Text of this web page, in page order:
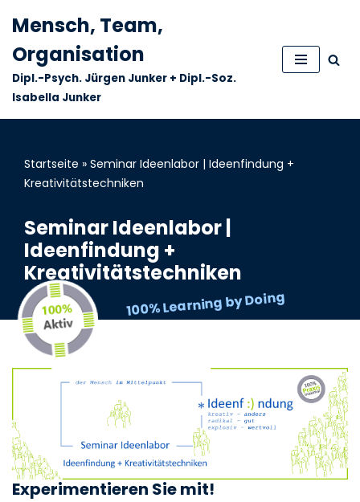
Zum
Inhalt
springen
Mensch, Team,
Organisation
Dipl.-Psych. Jürgen Junker + Dipl.-Soz.
Isabella Junker
100% Learning by Doing
Startseite » Seminar Ideenlabor | Ideenfindung +
Kreativitätstechniken
Seminar Ideenlabor |
Ideenfindung +
Kreativitätstechniken
Experimentieren Sie mit!